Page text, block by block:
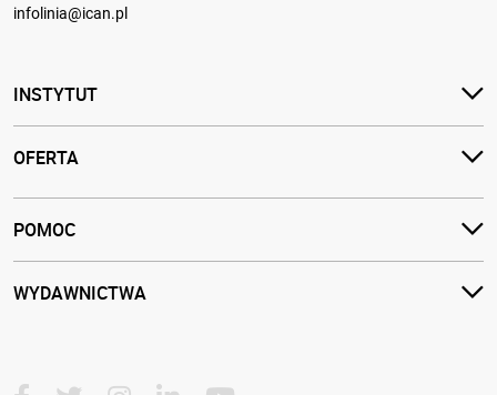
infolinia@ican.pl
INSTYTUT
OFERTA
POMOC
WYDAWNICTWA